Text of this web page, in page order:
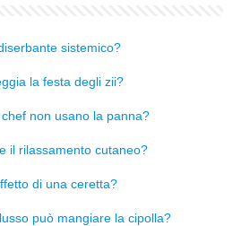
sistemico?
la festa degli zii?
non usano la panna?
il rilassamento cutaneo?
di una ceretta?
può mangiare la cipolla?